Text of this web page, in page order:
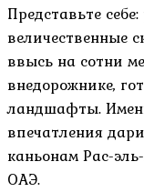
Представьте
величественные
ввысь на сотни
внедорожнике,
ландшафты.
впечатления
каньонам Рас-
ОАЭ.